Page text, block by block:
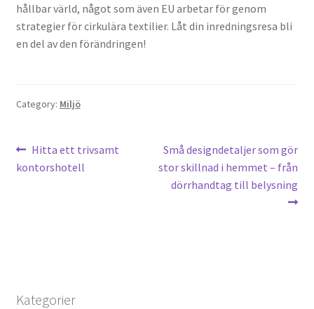
hållbar värld, något som även EU arbetar för genom
strategier för cirkulära textilier. Låt din inredningsresa bli
en del av den förändringen!
Category: Miljö
Inläggsnavigering
Previous
post:
Hitta ett trivsamt
kontorshotell
Next
post:
Små designdetaljer som gör
stor skillnad i hemmet – från
dörrhandtag till belysning
Kategorier